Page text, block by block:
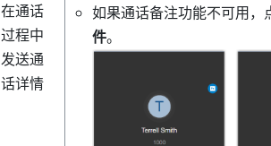
在通话
过程中
发送通
话详情
如果通话备注功能不可用，
件。